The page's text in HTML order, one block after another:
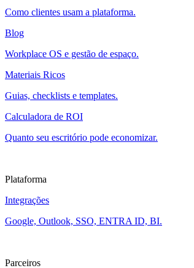
Como clientes usam a plataforma.
Blog
Workplace OS e gestão de espaço.
Materiais Ricos
Guias, checklists e templates.
Calculadora de ROI
Quanto seu escritório pode economizar.
Plataforma
Integrações
Google, Outlook, SSO, ENTRA ID, BI.
Parceiros